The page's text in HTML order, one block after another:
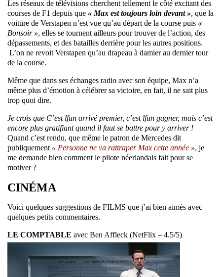
Les réseaux de télévisions cherchent tellement le côté excitant des
courses de F1 depuis que « Max est toujours loin devant », que la
voiture de Verstapen n’est vue qu’au départ de la course puis «
Bonsoir », elles se tournent ailleurs pour trouver de l’action, des
dépassements, et des batailles derrière pour les autres positions.
L’on ne revoit Verstapen qu’au drapeau à damier au dernier tour
de la course.
Même que dans ses échanges radio avec son équipe, Max n’a
même plus d’émotion à célébrer sa victoire, en fait, il ne sait plus
trop quoi dire.
Je crois que C’est lfun arrivé premier, c’est lfun gagner, mais c’est
encore plus gratifiant quand il faut se battre pour y arriver !
Quand c’est rendu, que même le patron de Mercedes dit
publiquement « Personne ne va rattraper Max cette année », je
me demande bien comment le pilote néerlandais fait pour se
motiver ?
CINÉMA
Voici quelques suggestions de FILMS que j’ai bien aimés avec
quelques petits commentaires.
LE COMPTABLE avec Ben Affleck (NetFlix – 4.5/5)